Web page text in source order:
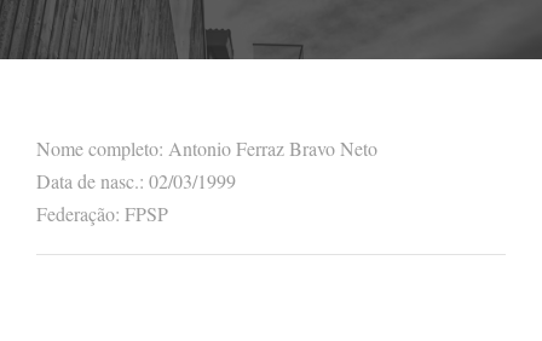
Nome completo: Antonio Ferraz Bravo Neto
Data de nasc.: 02/03/1999
Federação: FPSP